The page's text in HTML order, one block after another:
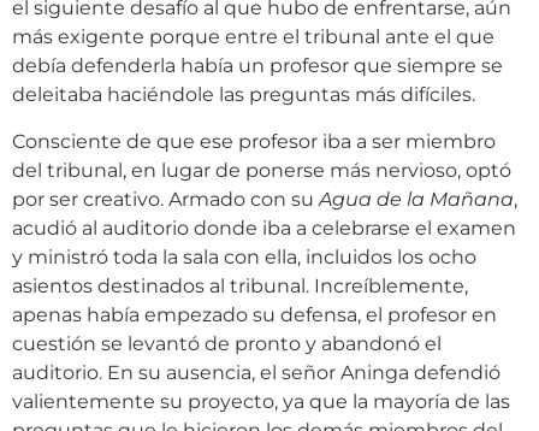
el siguiente desafío al que hubo de enfrentarse, aún
más exigente porque entre el tribunal ante el que
debía defenderla había un profesor que siempre se
deleitaba haciéndole las preguntas más difíciles.
Consciente de que ese profesor iba a ser miembro
del tribunal, en lugar de ponerse más nervioso, optó
por ser creativo. Armado con su Agua de la Mañana,
acudió al auditorio donde iba a celebrarse el examen
y ministró toda la sala con ella, incluidos los ocho
asientos destinados al tribunal. Increíblemente,
apenas había empezado su defensa, el profesor en
cuestión se levantó de pronto y abandonó el
auditorio. En su ausencia, el señor Aninga defendió
valientemente su proyecto, ya que la mayoría de las